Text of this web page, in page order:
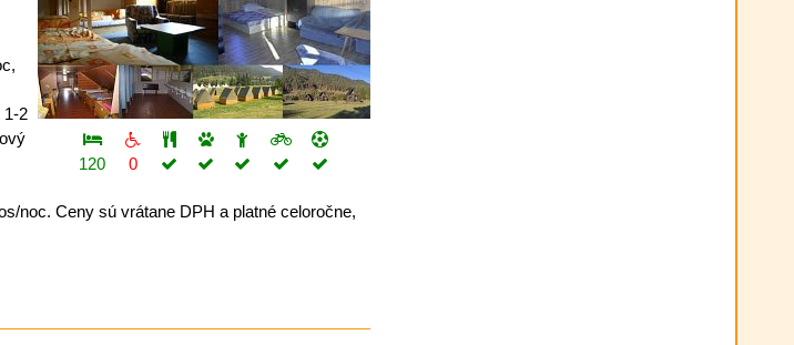
120 0
1-2
noc. Ceny sú vrátane DPH a platné celoročne,